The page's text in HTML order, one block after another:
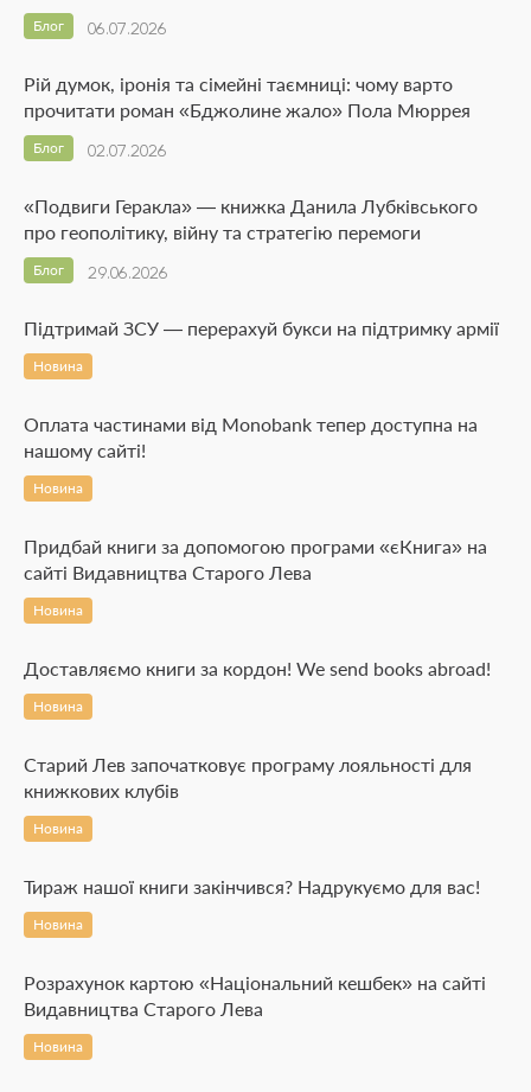
06.07.2026
Блог
Рій думок, іронія та сімейні таємниці: чому варто
прочитати роман «Бджолине жало» Пола Мюррея
02.07.2026
Блог
«Подвиги Геракла» — книжка Данила Лубківського
про геополітику, війну та стратегію перемоги
29.06.2026
Блог
Підтримай ЗСУ — перерахуй букси на підтримку армії
Новина
Оплата частинами від Monobank тепер доступна на
нашому сайті!
Новина
Придбай книги за допомогою програми «єКнига» на
сайті Видавництва Старого Лева
Новина
Доставляємо книги за кордон! We send books abroad!
Новина
Старий Лев започатковує програму лояльності для
книжкових клубів
Новина
Тираж нашої книги закінчився? Надрукуємо для вас!
Новина
Розрахунок картою «Національний кешбек» на сайті
Видавництва Старого Лева
Новина